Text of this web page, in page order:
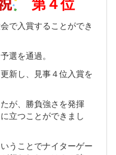
で入賞することができ
選を通過。
新し、見事４位入賞を
が、勝負強さを発揮
立つことができまし
うことでナイターゲー